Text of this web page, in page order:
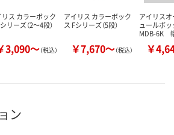
リス カラーボック
リーズ（2～4段）
3,090～（税込）
アイリス カラーボック
ス Fシリーズ（5段）
￥7,670～（税込）
アイリス
ュールボ
MDB-6K
￥
ン